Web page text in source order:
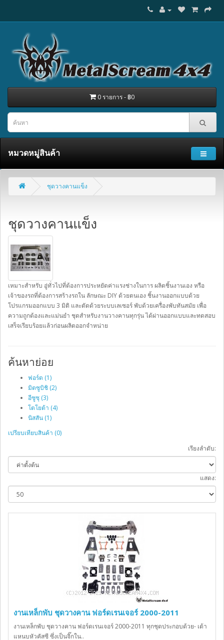
0 รายการ - ฿0
หมวดหมู่สินค้า
ชุดวางคานแข็ง
ชุดวางคานแข็ง
เหมาะสำหรับ อู่ทั่วไปที่ต้องการประหยัดค่าแรงช่างในการ ผลิตชิ้นงานเอง หรือ
เจ้าของรถที่ต้องการสร้างรถใน ลักษณะ DIY ด้วยตนเอง ชิ้นงานออกแบบด้วย
โปรแกรมออกแบบ 3 มิติ และตัดด้วยระบบเลเซอร์ พับด้วยเครื่องพับทันสมัย เพื่อ
ความถูกต้องและแม่นยำ ชุดสำหรับงานวางคานทุกรุ่น ได้ผ่านออกแบบและทดสอบ
เสร็จเรียบร้อยแล้วก่อนผลิตออกจำหน่าย
ค้นหาย่อย
ฟอร์ด (1)
มิตซูบิชิ (2)
อีซูซุ (3)
โตโยต้า (4)
นิสสัน (1)
เปรียบเทียบสินค้า (0)
เรียงลำดับ:
แสดง:
งานเหล็กพับ ชุดวางคาน ฟอร์ดเรนเจอร์ 2000-2011
งานเหล็กพับ ชุดวางคาน ฟอร์ดเรนเจอร์ 2000-2011 ทุกชุดประกอบด้วย- เต้า
แหนบหัวคัสซี ซึ่งเป็นจิ๊กใน..